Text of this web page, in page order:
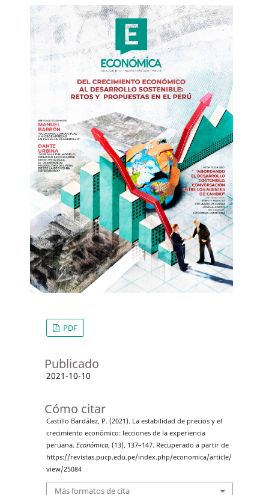
PDF
Publicado
2021-10-10
Cómo citar
Castillo Bardález, P. (2021). La estabilidad de precios y el
crecimiento económico: lecciones de la experiencia
peruana. Económica, (13), 137–147. Recuperado a partir de
https://revistas.pucp.edu.pe/index.php/economica/article/
view/25084
Más formatos de cita